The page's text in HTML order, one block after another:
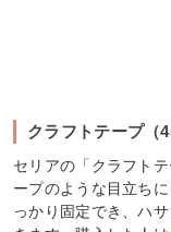
クラフトテープ（
セリアの「クラフト
ープのような目立ち
っかり固定でき、ハ